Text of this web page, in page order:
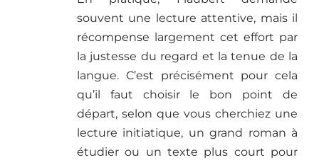
souvent une lecture attentive, mais il
récompense largement cet effort par
la justesse du regard et la tenue de la
langue. C’est précisément pour cela
qu’il faut choisir le bon point de
départ, selon que vous cherchiez une
lecture initiatique, un grand roman à
étudier ou un texte plus court pour